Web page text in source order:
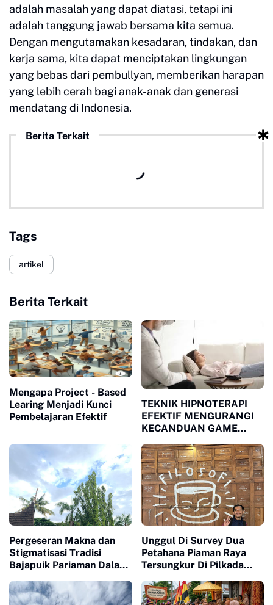
adalah masalah yang dapat diatasi, tetapi ini
adalah tanggung jawab bersama kita semua.
Dengan mengutamakan kesadaran, tindakan, dan
kerja sama, kita dapat menciptakan lingkungan
yang bebas dari pembullyan, memberikan harapan
yang lebih cerah bagi anak-anak dan generasi
mendatang di Indonesia.
Berita Terkait
Tags
artikel
Berita Terkait
Mengapa Project - Based
Learing Menjadi Kunci
Pembelajaran Efektif
TEKNIK HIPNOTERAPI
EFEKTIF MENGURANGI
KECANDUAN GAME
Pergeseran Makna dan
Stigmatisasi Tradisi
Bajapuik Pariaman Dalam
Luar
Unggul Di Survey Dua
Petahana Piaman Raya
Tersungkur Di Pilkada